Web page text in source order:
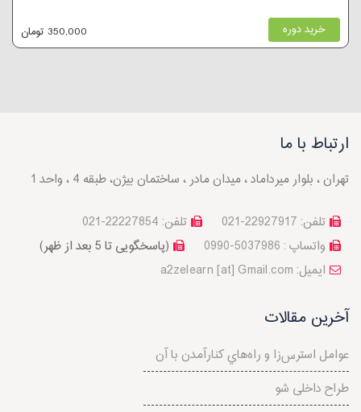
خرید دوره 350,000 تومان
ارتباط با ما
تهران ، بلوار میرداماد ، میدان مادر ، ساختمان بیژن، طبقه 4 ، واحد 1
تلفن: 22227854-021
تلفن: 22927917-021
(پاسخگویی تا 5 بعد از ظهر)
واتساپ : 5037986-0990
a2zelearn [at] Gmail.com :ایمیل
آخرین مقالات
عوامل استرس‌‌زا و راه‌هاي کنارآمدن با آن
طراح داخلی شو